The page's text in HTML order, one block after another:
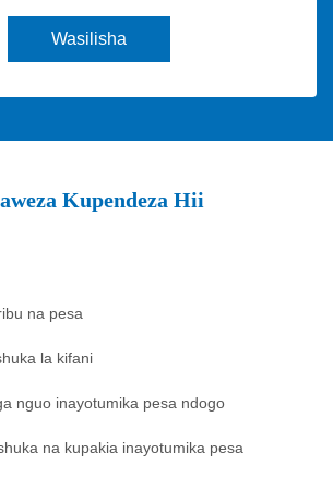
Wasilisha
Kupendeza Hii
na pesa
la kifani
nguo inayotumika pesa ndogo
na kupakia inayotumika pesa